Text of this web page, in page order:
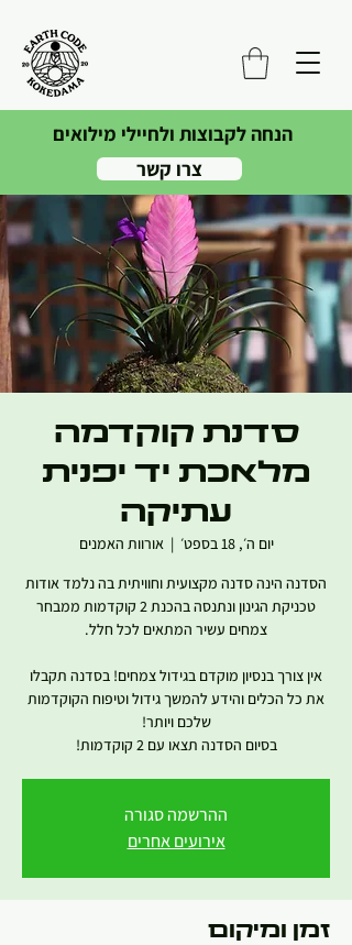
הנחה לקבוצות ולחיילי מילואים
צרו קשר
סדנת קוקדמה
מלאכת יד יפנית
עתיקה
יום ה׳, 18 בספט׳
  |
אורוות האמנים
הסדנה הינה סדנה מקצועית וחוויתית בה נלמד אודות
טכניקת הגינון ונתנסה בהכנת 2 קוקדמות ממבחר
אין צורך בנסיון מוקדם בגידול צמחים! בסדנה תקבלו
את כל הכלים והידע להמשך גידול וטיפוח הקוקדמות
בסיום הסדנה תצאו עם 2 קוקדמות!
ההרשמה סגורה
אירועים אחרים
זמן ומיקום